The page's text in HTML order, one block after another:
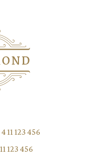
11 123 456
123 456